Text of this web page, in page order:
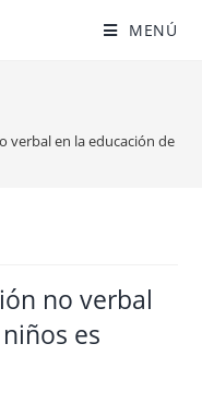
MENÚ
verbal en la educación de
no verbal
es